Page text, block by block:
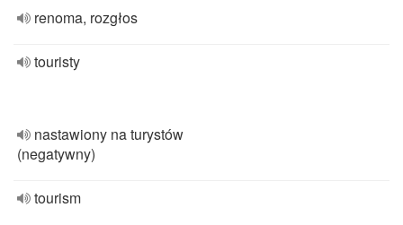
renoma, rozgłos
touristy
nastawiony na turystów
(negatywny)
tourism